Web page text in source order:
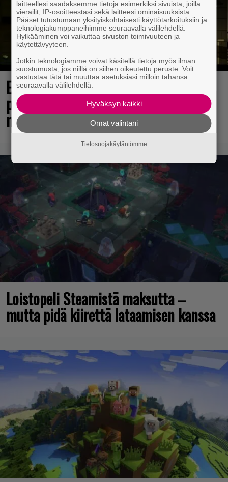
Elokuun PlayStation Plus Essential -
pelit ilmestyivät – mukana todellinen
mestariteos
Loistopeli Steamistä maksutta –
mutta pidä kiirettä lataamisen kanssa
laitteellesi saadaksemme tietoja esimerkiksi sivuista, joilla
vierailit, IP-osoitteestasi sekä laitteesi ominaisuuksista.
Pääset tutustumaan yksityiskohtaisesti käyttötarkoituksiin ja
teknologiakumppaneihimme seuraavalla välilehdellä.
Hylkääminen voi vaikuttaa sivuston toimivuuteen ja
käytettävyyteen.
Jotkin teknologiamme voivat käsitellä tietoja myös ilman
suostumusta, jos niillä on siihen oikeutettu peruste. Voit
vastustaa tätä tai muuttaa asetuksiasi milloin tahansa
seuraavalla välilehdellä.
Hyväksyn kaikki
Omat valintani
Tietosuojakäytäntömme